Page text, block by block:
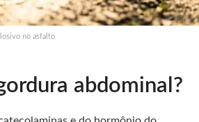
no asfalto
abdominal?